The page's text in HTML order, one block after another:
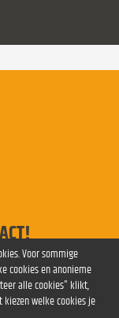
Venlo
Voor sommige
cookies en anonieme
alle cookies" klikt,
kiezen welke cookies je